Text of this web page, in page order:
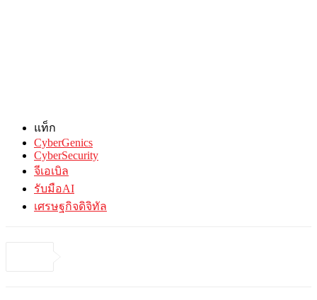
แท็ก
CyberGenics
CyberSecurity
จีเอเบิล
รับมือAI
เศรษฐกิจดิจิทัล